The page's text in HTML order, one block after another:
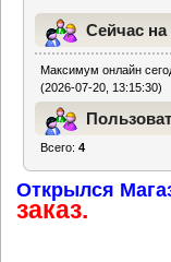
Сейчас
Максимум онлайн
(2026-07-20, 13:15:30)
Всего:4
Открылся
заказ.